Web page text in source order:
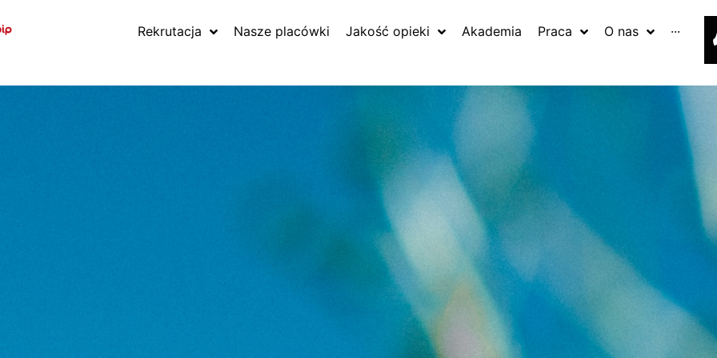
Rekrutacja Nasze placówki Jakość opieki Akademia Praca O nas ···